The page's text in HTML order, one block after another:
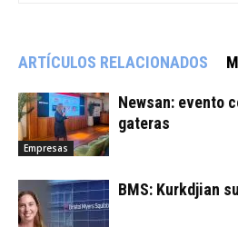
ARTÍCULOS RELACIONADOS
Empresas
Newsan: evento
gateras
BMS: Kurkdjian